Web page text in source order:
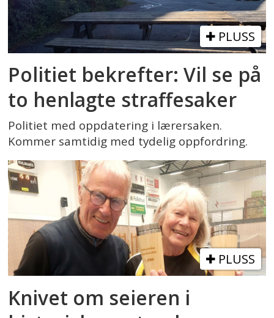
PLUSS
Politiet bekrefter: Vil se på
to henlagte straffesaker
Politiet med oppdatering i lærersaken.
Kommer samtidig med tydelig oppfordring.
PLUSS
Knivet om seieren i